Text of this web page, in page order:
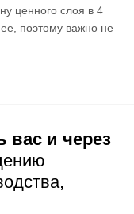
ценного слоя в 4
поэтому важно не
вас и через